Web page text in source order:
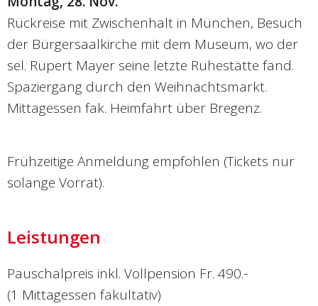
Rückreise mit Zwischenhalt in München, Besuch
der Bürgersaalkirche mit dem Museum, wo der
sel. Rupert Mayer seine letzte Ruhestätte fand.
Spaziergang durch den Weihnachtsmarkt.
Mittagessen fak. Heimfahrt über Bregenz.
Frühzeitige Anmeldung empfohlen (Tickets nur
solange Vorrat).
Leistungen
Pauschalpreis inkl. Vollpension Fr. 490.-
(1 Mittagessen fakultativ)